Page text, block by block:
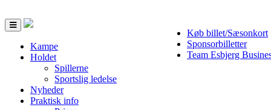
Køb billet/Sæsonkort
Sponsorbilletter
Team Esbjerg
Toggle
navigation
Kampe
Holdet
Spillerne
Sportslig ledelse
Nyheder
Praktisk info